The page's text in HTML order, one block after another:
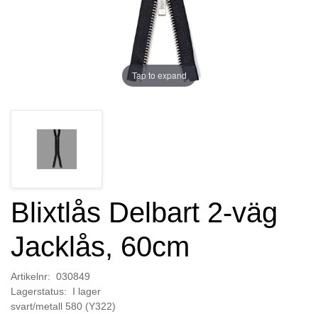
Tap to expand
Blixtlås Delbart 2-väg
Jacklås, 60cm
Artikelnr: 030849
Lagerstatus: I lager
svart/metall 580 (Y322)